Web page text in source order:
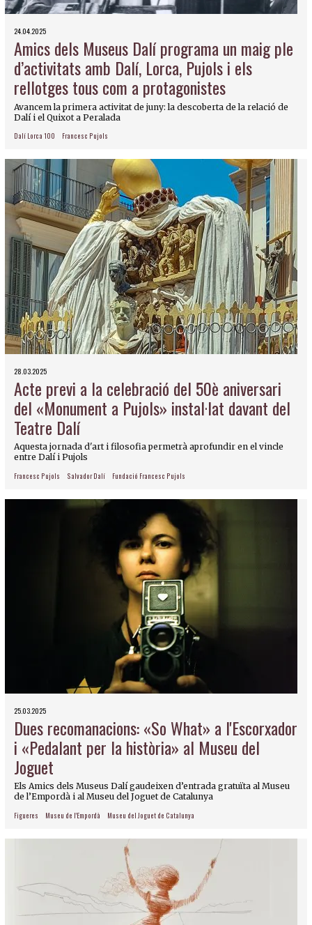
24.04.2025
Amics dels Museus Dalí programa un maig ple
d’activitats amb Dalí, Lorca, Pujols i els
rellotges tous com a protagonistes
Avancem la primera activitat de juny: la descoberta de la relació de
Dalí i el Quixot a Peralada
Dalí Lorca 100 Francesc Pujols
28.03.2025
Acte previ a la celebració del 50è aniversari
del «Monument a Pujols» instal·lat davant del
Teatre Dalí
Aquesta jornada d'art i filosofia permetrà aprofundir en el vincle
entre Dalí i Pujols
Francesc Pujols Salvador Dalí Fundació Francesc Pujols
25.03.2025
Dues recomanacions: «So What» a l'Escorxador
i «Pedalant per la història» al Museu del
Joguet
Els Amics dels Museus Dalí gaudeixen d’entrada gratuïta al Museu
de l’Empordà i al Museu del Joguet de Catalunya
Figueres Museu de l'Empordà Museu del Joguet de Catalunya